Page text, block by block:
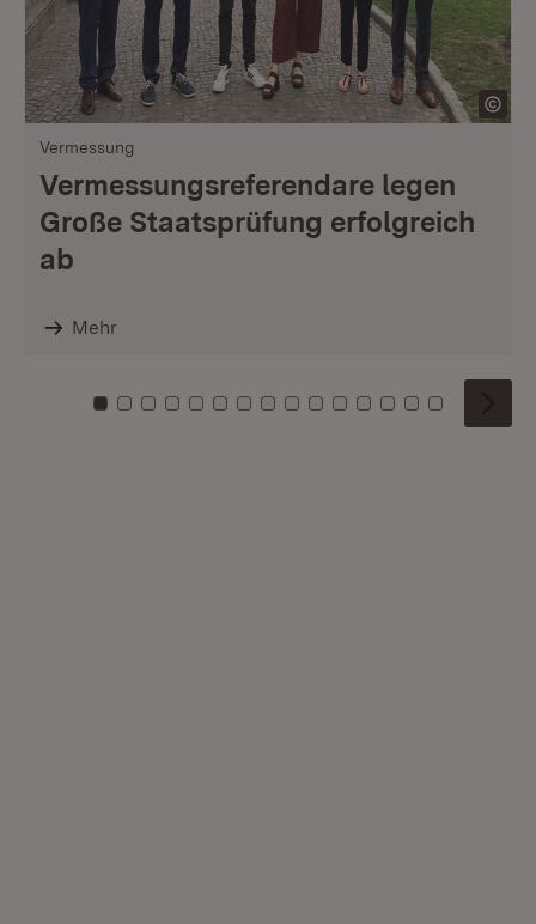
Vermessung
Vermessungsreferendare legen
Große Staatsprüfung erfolgreich
ab
Mehr
Zu Kachel: 0
Zu Kachel: 1
Zu Kachel: 2
Zu Kachel: 3
Zu Kachel: 4
Zu Kachel: 5
Zu Kachel: 6
Zu Kachel: 7
Zu Kachel: 8
Zu Kachel: 9
Zu Kachel: 10
Zu Kachel: 11
Zu Kachel: 12
Zu Kachel:
Zu